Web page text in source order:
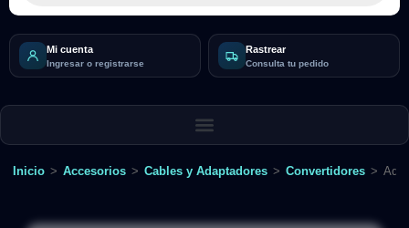
Mi cuenta
Ingresar o registrarse
Rastrear
Consulta tu pedido
Inicio > Accesorios > Cables y Adaptadores > Convertidores >